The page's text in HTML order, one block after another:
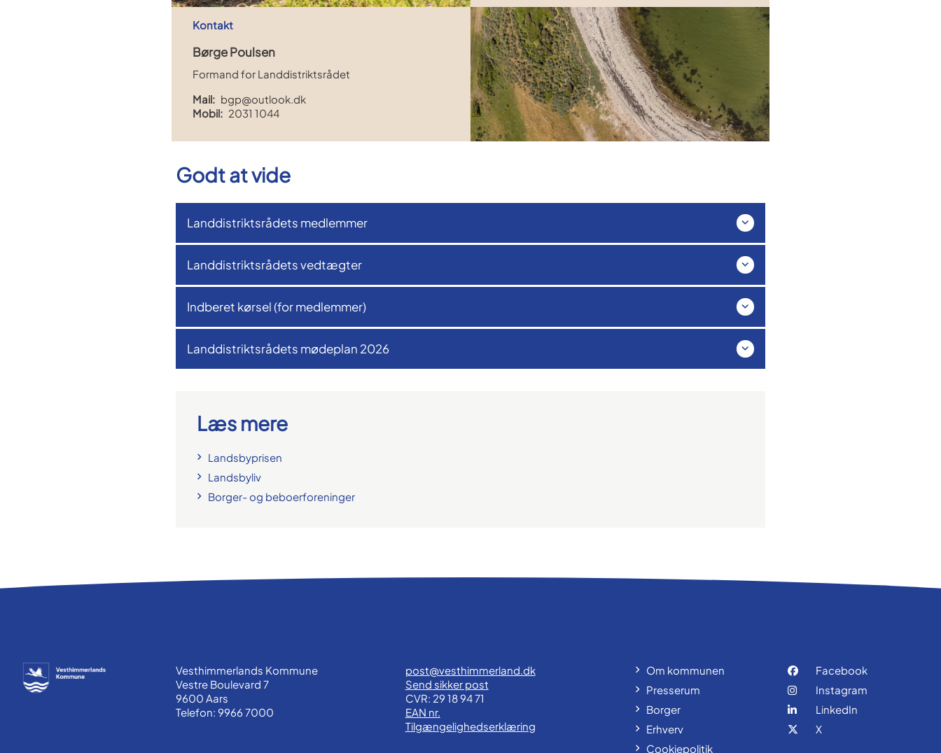
Kontakt
Børge Poulsen
Formand for Landdistriktsrådet
Mail: bgp@outlook.dk
Mobil: 2031 1044
Godt at vide
Landdistriktsrådets medlemmer
Landdistriktsrådets vedtægter
Indberet kørsel (for medlemmer)
Landdistriktsrådets mødeplan 2026
Læs mere
Landsbyprisen
Landsbyliv
Borger- og beboerforeninger
Vesthimmerlands Kommune
Vestre Boulevard 7
9600 Aars
Telefon: 9966 7000
post@vesthimmerland.dk
Send sikker post
CVR: 29 18 94 71
EAN nr.
Tilgængelighedserklæring
Om kommunen
Presserum
Borger
Erhverv
Cookiepolitik
Facebook
Instagram
LinkedIn
X